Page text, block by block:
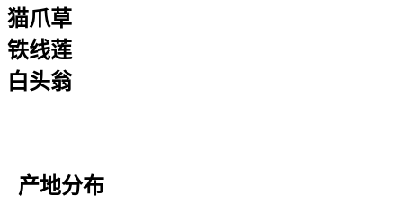
猫爪草
铁线莲
白头翁
产地分布